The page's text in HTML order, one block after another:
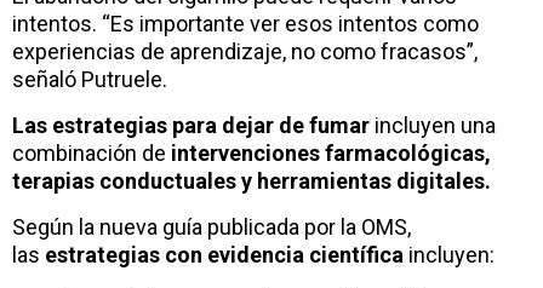
intentos. “Es importante ver esos intentos como
experiencias de aprendizaje, no como fracasos”,
señaló Putruele.
Las estrategias para dejar de fumar incluyen una
combinación de intervenciones farmacológicas,
terapias conductuales y herramientas digitales.
Según la nueva guía publicada por la OMS,
las estrategias con evidencia científica incluyen: